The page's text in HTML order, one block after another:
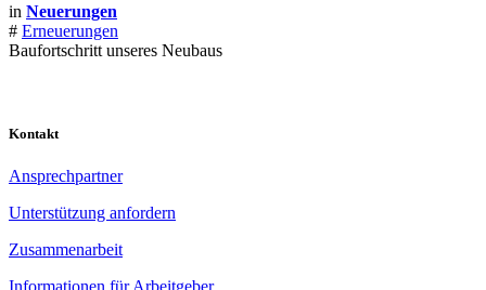
in Neuerungen
# Erneuerungen
Baufortschritt unseres Neubaus
Kontakt
Ansprechpartner
Unterstützung anfordern
Zusammenarbeit